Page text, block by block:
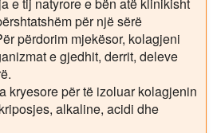
për një sërë
përdorim mjekësor, kolagjeni
e gjedhit, derrit, deleve
kryesore për të izoluar kolagjenin
alkaline, acidi dhe